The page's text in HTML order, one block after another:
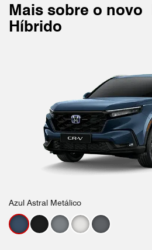
Mais sobre o novo
Híbrido
Azul Astral Metálico